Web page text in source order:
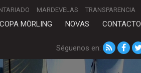
MARDEVELAS TRANSPARENCIA
COPA MÖRLING NOVAS CONTACTO
Séguenos en: